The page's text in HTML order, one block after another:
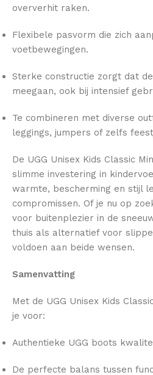
oververhit raken.
Flexibele pasvorm die zich
voetbewegingen.
Sterke constructie zorgt dat
meegaan, ook bij intensief
Te combineren met diverse
leggings, jumpers of zelfs
De UGG Unisex Kids Classic
slimme investering in
warmte, bescherming en stijl
compromissen. Of je nu op
voor buitenplezier in de
thuis als alternatief voor
voldoen aan beide wensen.
Samenvatting
Met de UGG Unisex Kids
je voor:
Authentieke UGG boots
De perfecte balans tussen